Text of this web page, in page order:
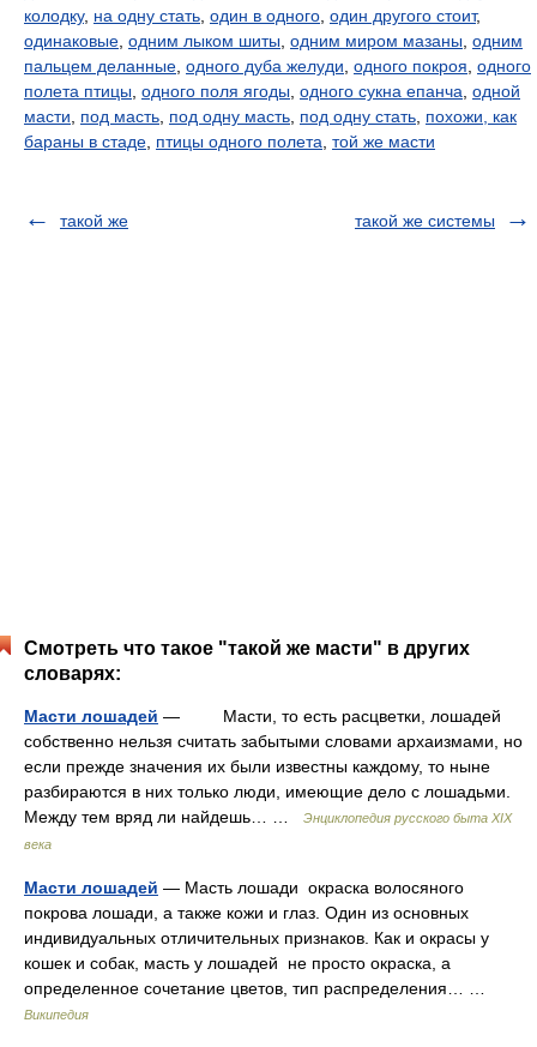
колодку, на одну стать один в одного один другого стоит,
одинаковые одним лыком шиты одним миром мазаны одним
пальцем деланные одного дуба желуди одного покроя одного
полета птицы одного поля ягоды одного сукна епанча одной
масти
под масть под одну масть под одну стать похожи, как
бараны в стаде птицы одного полета той же масти
такой же такой же системы
Смотреть что такое "такой же масти" в других
словарях:
Масти лошадей — Масти, то есть расцветки, лошадей
собственно нельзя считать забытыми словами архаизмами, но
если прежде значения их были известны каждому, то ныне
разбираются в них только люди, имеющие дело с лошадьми.
Между тем вряд ли найдешь… …
Энциклопедия русского быта XIX
века
Масти лошадей — Масть лошади окраска волосяного
покрова лошади, а также кожи и глаз. Один из основных
индивидуальных отличительных признаков. Как и окрасы у
кошек и собак, масть у лошадей не просто окраска, а
определенное сочетание цветов, тип распределения… …
Википедия